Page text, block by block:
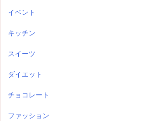
イベント
キッチン
スイーツ
ダイエット
チョコレート
ファッション